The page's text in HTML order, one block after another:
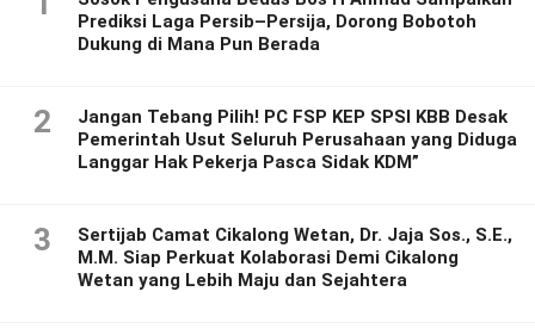
Prediksi Laga Persib–Persija, Dorong Bobotoh
Dukung di Mana Pun Berada
2
Jangan Tebang Pilih! PC FSP KEP SPSI KBB Desak
Pemerintah Usut Seluruh Perusahaan yang Diduga
Langgar Hak Pekerja Pasca Sidak KDM”
3
Sertijab Camat Cikalong Wetan, Dr. Jaja Sos., S.E.,
M.M. Siap Perkuat Kolaborasi Demi Cikalong
Wetan yang Lebih Maju dan Sejahtera